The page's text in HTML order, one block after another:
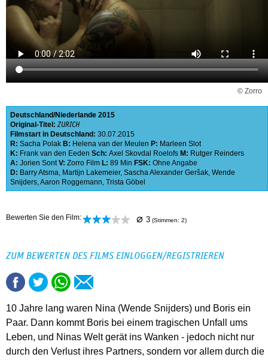
© Zorro
Deutschland Niederlande 2015
Original-Titel: ZURICH
Filmstart in Deutschland: 30.07.2015
R: Sacha Polak B: Helena van der Meulen P: Marleen Slot
K: Frank van den Eeden Sch: Axel Skovdal Roelofs M: Rutger Reinders
A: Jorien Sont V: Zorro Film L: 89 Min FSK: Ohne Angabe
D: Barry Atsma, Martijn Lakemeier, Sascha Alexander Geršak, Wende
Snijders,Aaron Roggemann, Trista Göbel
Bewerten Sie den Film: ⌀ 3 (Stimmen: 2)
ZUM BEWERTEN DES FILMS EINLOGGEN/REGISTRIEREN
10 Jahre lang waren Nina (Wende Snijders) und Boris ein
Paar. Dann kommt Boris bei einem tragischen Unfall ums
Leben, und Ninas Welt gerät ins Wanken - jedoch nicht nur
durch den Verlust ihres Partners, sondern vor allem durch die